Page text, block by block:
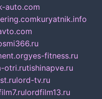
auto.com
kuryatnik.info
smi366.ru
yes-fitness.ru
otri.rutishinapve.ru
lord-tv.ru
lordfilm13.ru